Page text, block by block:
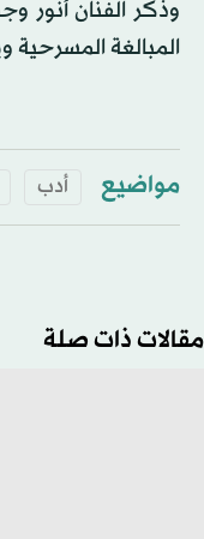
وذكر الفنان
المبالغة
مواضيع أدب
مقالات ذات صلة